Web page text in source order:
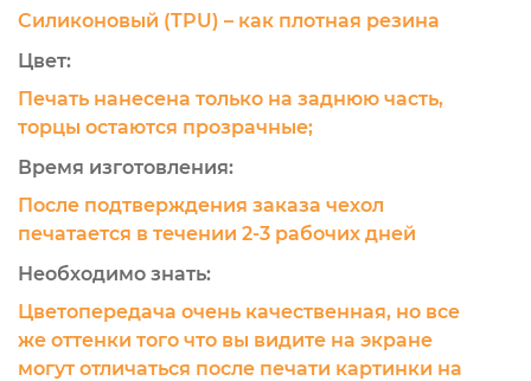
Силиконовый (TPU) – как плотная резина
Цвет:
Печать нанесена только на заднюю часть,
торцы остаются прозрачные;
Время изготовления:
После подтверждения заказа чехол
печатается в течении 2-3 рабочих дней
Необходимо знать:
Цветопередача очень качественная, но все
же оттенки того что вы видите на экране
могут отличаться после печати картинки на